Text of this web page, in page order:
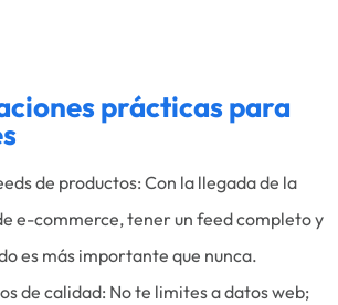
prácticas para
de productos: Con la llegada de la
e-commerce, tener un feed completo y
es más importante que nunca.
de calidad: No te limites a datos web;